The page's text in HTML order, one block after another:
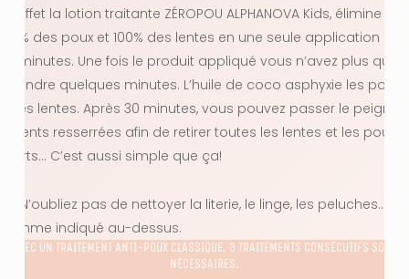
effet la lotion traitante ZÉROPOU ALPHANOVA Kids, élimine
des poux et 100% des lentes en une seule application en
minutes. Une fois le produit appliqué vous n’avez plus qu’à
quelques minutes. L’huile de coco asphyxie les poux
les lentes. Après 30 minutes, vous pouvez passer le peigne
dents resserrées afin de retirer toutes les lentes et les poux
C’est aussi simple que ça!
N’oubliez pas de nettoyer la literie, le linge, les peluches…
indiqué au-dessus.
AVEC UN TRAITEMENT ANTI-POUX CLASSIQUE, 3 TRAITEMENTS CONSÉCUTIFS SONT
NÉCESSAIRES.